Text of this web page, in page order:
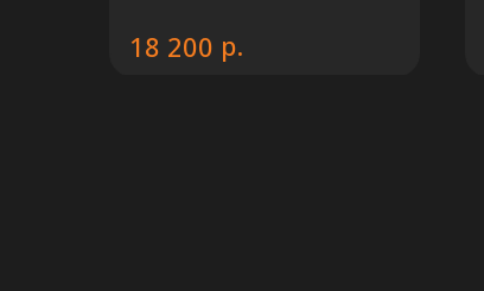
Дровяная печь)
18 200 р.